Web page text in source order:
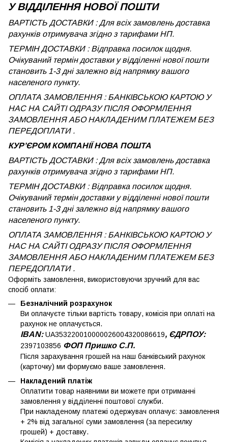
У ВІДДІЛЕННЯ НОВОЇ ПОШТИ
ВАРТІСТЬ ДОСТАВКИ : Для всіх замовлень доставка
рахунків отримувача згідно з тарифами НП.
ТЕРМІН ДОСТАВКИ : Відправка посилок щодня.
Очікуваний термін доставки у відділенні нової пошти
становить 1-3 дні залежно від напрямку вашого
населеного пункту.
ОПЛАТА ЗАМОВЛЕННЯ : БАНКІВСЬКОЮ КАРТОЮ У
НАС НА САЙТІ ОДРАЗУ ПІСЛЯ ОФОРМЛЕННЯ
ЗАМОВЛЕННЯ АБО НАКЛАДЕНИМ ПЛАТЕЖЕМ БЕЗ
ПЕРЕДОПЛАТИ .
КУРʼЄРОМ КОМПАНІЇ НОВА ПОШТА
ВАРТІСТЬ ДОСТАВКИ : Для всіх замовлень доставка
рахунків отримувача згідно з тарифами НП.
ТЕРМІН ДОСТАВКИ : Відправка посилок щодня.
Очікуваний термін доставки у відділенні нової пошти
становить 1-3 дні залежно від напрямку вашого
населеного пункту.
ОПЛАТА ЗАМОВЛЕННЯ : БАНКІВСЬКОЮ КАРТОЮ У
НАС НА САЙТІ ОДРАЗУ ПІСЛЯ ОФОРМЛЕННЯ
ЗАМОВЛЕННЯ АБО НАКЛАДЕНИМ ПЛАТЕЖЕМБЕЗ
ПЕРЕДОПЛАТИ .
Оформіть замовлення, використовуючи зручний для вас
спосіб оплати:
Безналічний розрахунок
Ви оплачуєте тільки вартість товару, комісія при оплаті на
рахунок не оплачується.
IBAN:UA353220010000026004320086619, ЄДРПОУ:
2397103856 ФОП Пришко С.П.
Після зарахування грошей на наш банківський рахунок
(карточку) ми формуємо ваше замовлення.
Накладений платіж
Оплатити товар наявними ви можете при отриманні
замовлення у відділенні поштової служби.
При накладеному платежі одержувач оплачує: замовлення
+ 2% від загальної суми замовлення (за пересилку
грошей) + доставку.